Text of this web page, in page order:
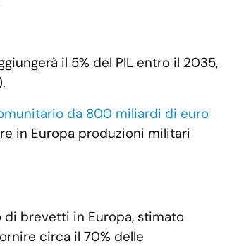
il 5% del PIL entro il 2035,
da 800 miliardi di euro
in Europa produzioni militari
di brevetti in Europa, stimato
circa il 70% delle